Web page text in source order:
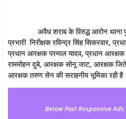
अवैध शराब के विरुद्ध आरोन थाना
प्रभारी निरीक्षक रविन्द्र सिंह सिकरवार,
प्रधान आरक्षक परमाल यादव, प्रधान
राममोहन दुबे, आरक्षक सोनू जाट, आरक्षक
आरक्षक तरुण सेन की सराहनीय भूमिका रही है
Below Post Responsive